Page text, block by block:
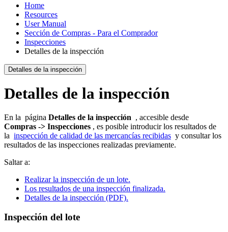
Home
Resources
User Manual
Sección de Compras - Para el Comprador
Inspecciones
Detalles de la inspección
Detalles de la inspección
Detalles de la inspección
En la página Detalles de la inspección , accesible desde
Compras -> Inspecciones , es posible introducir los resultados de
la inspección de calidad de las mercancías recibidas y consultar los
resultados de las inspecciones realizadas previamente.
Saltar a:
Realizar la inspección de un lote.
Los resultados de una inspección finalizada.
Detalles de la inspección (PDF).
Inspección del lote